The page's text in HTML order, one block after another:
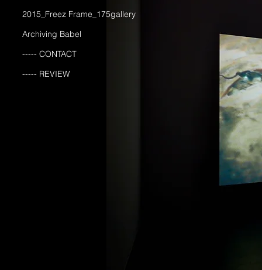
2015_Freez Frame_175gallery
Archiving Babel
----- CONTACT
----- REVIEW